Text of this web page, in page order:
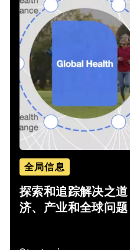
全局信息
探索和追踪解决之道
济、产业和全球问题